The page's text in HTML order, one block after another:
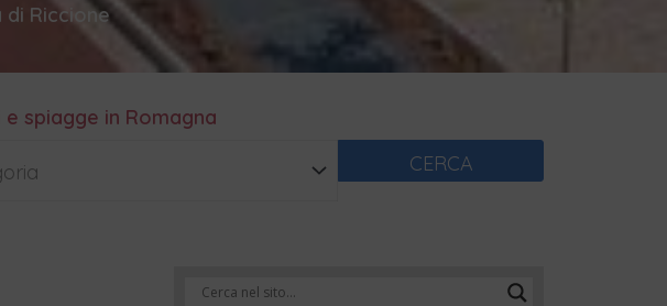
di Riccione
spiagge in Romagna
CERCA
Categorie